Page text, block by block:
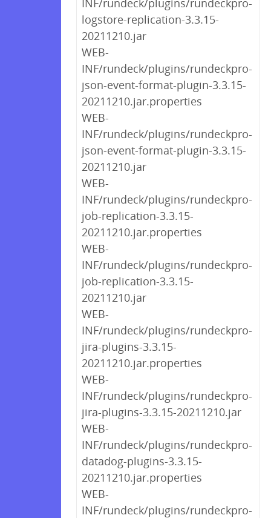
INF/rundeck/plugins/rundeckpro-
logstore-replication-3.3.15-
20211210.jar
WEB-
INF/rundeck/plugins/rundeckpro-
json-event-format-plugin-3.3.15-
20211210.jar.properties
WEB-
INF/rundeck/plugins/rundeckpro-
json-event-format-plugin-3.3.15-
20211210.jar
WEB-
INF/rundeck/plugins/rundeckpro-
job-replication-3.3.15-
20211210.jar.properties
WEB-
INF/rundeck/plugins/rundeckpro-
job-replication-3.3.15-
20211210.jar
WEB-
INF/rundeck/plugins/rundeckpro-
jira-plugins-3.3.15-
20211210.jar.properties
WEB-
INF/rundeck/plugins/rundeckpro-
jira-plugins-3.3.15-20211210.jar
WEB-
INF/rundeck/plugins/rundeckpro-
datadog-plugins-3.3.15-
20211210.jar.properties
WEB-
INF/rundeck/plugins/rundeckpro-